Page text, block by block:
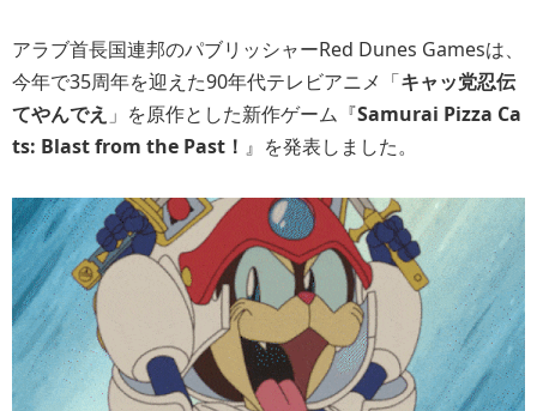
アラブ首長国連邦のパブリッシャーRed Dunes Gamesは、
今年で35周年を迎えた90年代テレビアニメ「キャッ党忍伝
てやんでえ 」を原作とした新作ゲーム『Samurai Pizza Ca
ts: Blast from the Past！ 』を発表しました。